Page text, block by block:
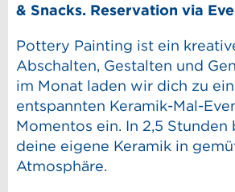
& Snacks. Reservation via
Pottery Painting ist ein
Abschalten, Gestalten und
im Monat laden wir dich zu
entspannten Keramik-Mal-
Momentos ein. In 2,5 Stunden
deine eigene Keramik in
Atmosphäre.